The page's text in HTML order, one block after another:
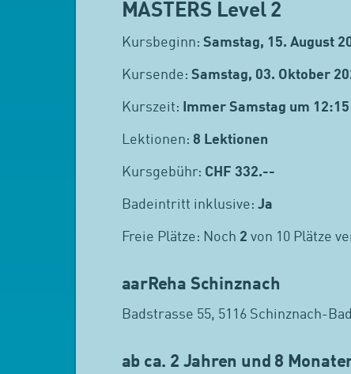
MASTERS Level 2
Kursbeginn: Samstag, 15. August
Kursende: Samstag, 03. Oktober
Kurszeit: Immer Samstag um
Lektionen: 8 Lektionen
Kursgebühr: CHF 332.--
Badeintritt inklusive: Ja
Freie Plätze: Noch 2 von 10 Plätze
aarReha Schinznach
Badstrasse 55, 5116 Schinznach-Bad
ab ca. 2 Jahren und 8